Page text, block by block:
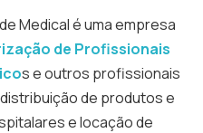
Medical é uma empresa
de Profissionais
s e outros profissionais
de produtos e
e locação de